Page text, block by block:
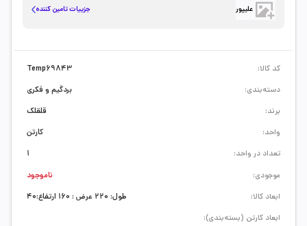
علیپور جزییات تامین کننده
ابعاد کالا:
طول: 220 عرض : 160 ارتفاع:40
ابعاد کارتن (بسته‌بندی):
کد کالا:
Temp69843
دسته‌بندی:
بردگیم و فکری
برند:
قلقلک
واحد:
کارتن
تعداد در واحد:
1
موجودی:
ناموجود